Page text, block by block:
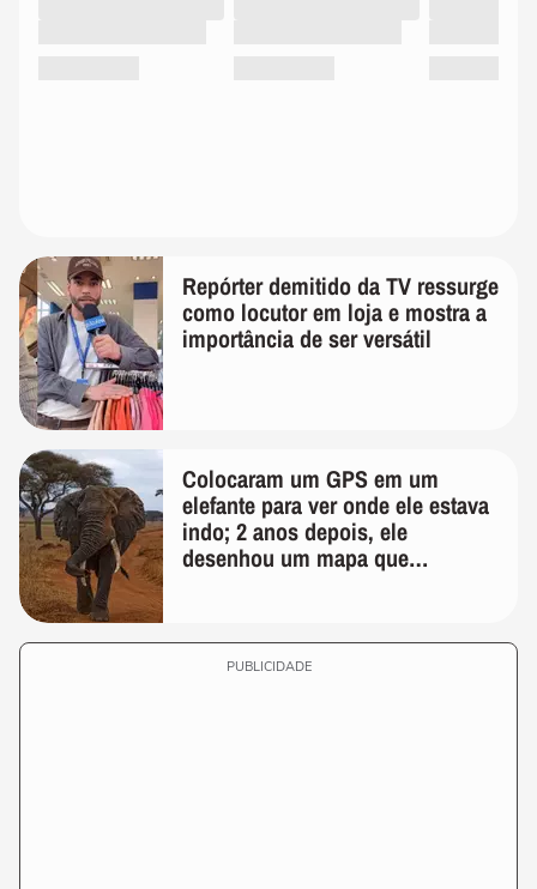
Repórter demitido da TV ressurge
como locutor em loja e mostra a
importância de ser versátil
Colocaram um GPS em um
elefante para ver onde ele estava
indo; 2 anos depois, ele
desenhou um mapa que
PUBLICIDADE